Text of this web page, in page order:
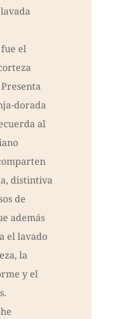
el
dorada
al
distintiva
de
además
el lavado
la
y el